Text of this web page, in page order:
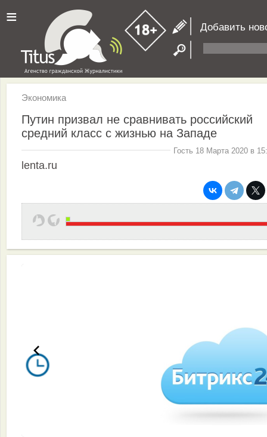
≡ Добавить
Экономика
Путин призвал не сравнивать российский
средний класс с жизнью на Западе
Гость 18 Марта 2020 в
lenta.ru